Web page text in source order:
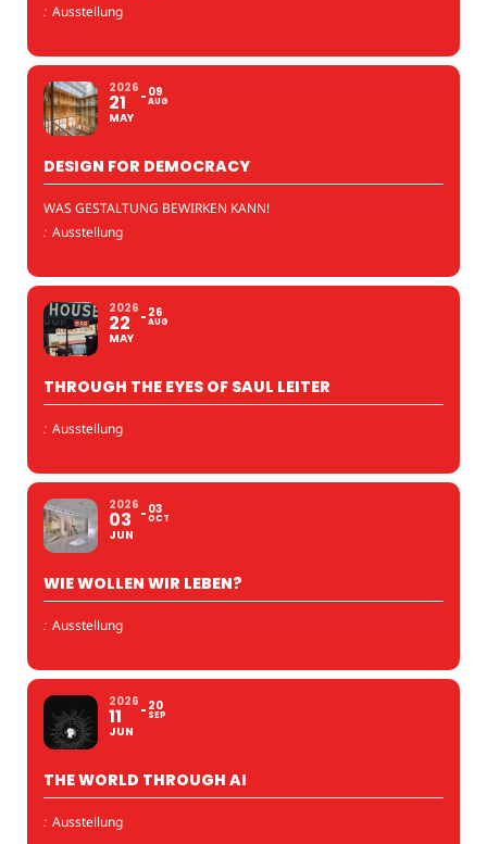
: Ausstellung
2026
21
MAY
09
AUG
DESIGN FOR DEMOCRACY
WAS GESTALTUNG BEWIRKEN KANN!
: Ausstellung
2026
22
MAY
26
AUG
THROUGH THE EYES OF SAUL LEITER
: Ausstellung
2026
03
JUN
03
OCT
WIE WOLLEN WIR LEBEN?
: Ausstellung
2026
11
JUN
20
SEP
THE WORLD THROUGH AI
: Ausstellung